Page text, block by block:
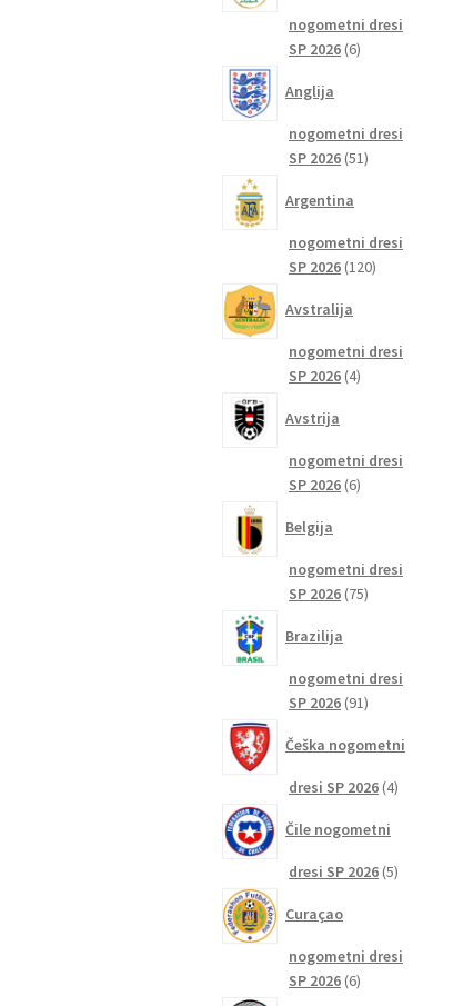
nogometni dresi
SP 2026 66
Anglija
nogometni dresi
SP 2026 5151
Argentina
nogometni dresi
SP 2026 120120
Avstralija
nogometni dresi
SP 2026 44
Avstrija
nogometni dresi
SP 2026 66
Belgija
nogometni dresi
SP 2026 7575
Brazilija
nogometni dresi
SP 2026 9191
Češka nogometni
dresi SP 2026 44
Čile nogometni
dresi SP 2026 55
Curaçao
nogometni dresi
SP 2026 66